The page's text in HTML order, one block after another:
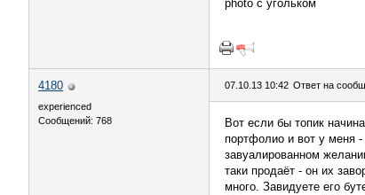
photo с угольком
4180
experienced
Сообщений: 768
07.10.13 10:42 Ответ на
Вот если бы топик
портфолио и вот у меня -
завуалированном
таки продаёт - он их
много. Завидуете его